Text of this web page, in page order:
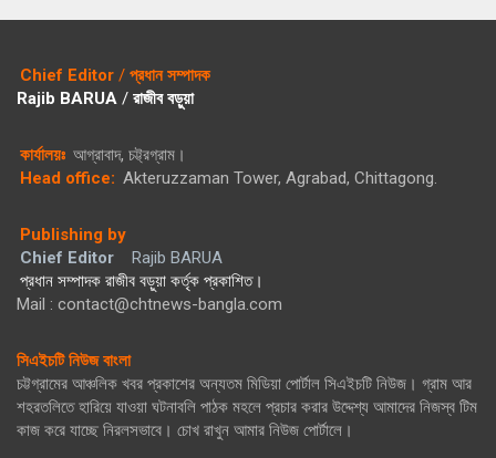
Chief Editor / প্রধান সম্পাদক
Rajib BARUA / রাজীব বড়ুয়া
কার্যালয়ঃ আগ্রাবাদ, চট্ট্রগ্রাম।
Head office: Akteruzzaman Tower, Agrabad, Chittagong.
Publishing by
Chief Editor
Rajib BARUA
প্রধান সম্পাদক রাজীব বড়ুয়া কর্তৃক প্রকাশিত।
Mail : contact@chtnews-bangla.com
সিএইচটি নিউজ বাংলা
চট্টগ্রামের আঞ্চলিক খবর প্রকাশের অন্যতম মিডিয়া পোর্টাল সিএইচটি নিউজ। গ্রাম আর
শহরতলিতে হারিয়ে যাওয়া ঘটনাবলি পাঠক মহলে প্রচার করার উদ্দেশ্য আমাদের নিজস্ব টিম
কাজ করে যাচ্ছে নিরলসভাবে। চোখ রাখুন আমার নিউজ পোর্টালে।